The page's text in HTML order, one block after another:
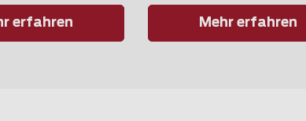
erfahren Mehr erfahren